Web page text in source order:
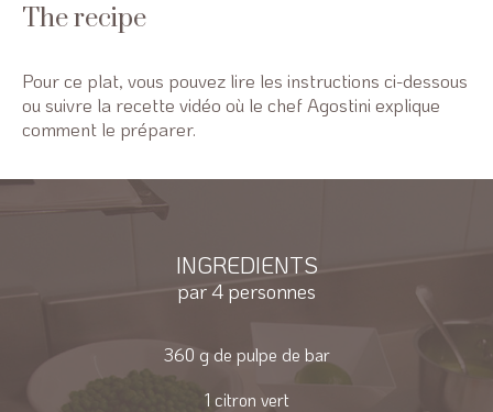
The recipe
Pour ce plat, vous pouvez lire les instructions ci-dessous
ou suivre la recette vidéo où le chef Agostini explique
comment le préparer.
INGREDIENTS
par 4 personnes
360 g de pulpe de bar
1 citron vert